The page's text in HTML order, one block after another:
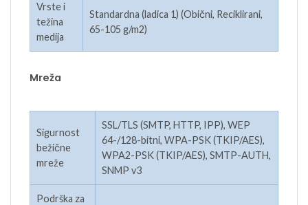
Vrste i
težina
medija
Standardna (ladica 1) (Obični, Reciklirani,
65-105 g/m2)
Mreža
Sigurnost
bežične
mreže
SSL/TLS (SMTP, HTTP, IPP), WEP
64-/128-bitni, WPA-PSK (TKIP/AES),
WPA2-PSK (TKIP/AES), SMTP-AUTH,
SNMP v3
Podrška za